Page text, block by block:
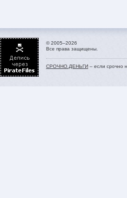
© 2005–2026
Все права защищены.
СРОЧНО.ДЕНЬГИ – если срочно